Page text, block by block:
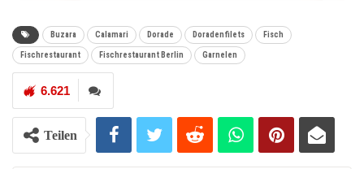
Buzara Calamari Dorade Doradenfilets Fisch
Fischrestaurant Fischrestaurant Berlin Garnelen
6.621
Teilen